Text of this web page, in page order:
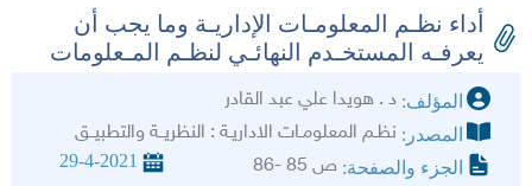
أداء نظـم المعلومـات الإداريـة وما يجب أن
يعرفـه المستخـدم النهائـي لنظـم المـعلومات
المؤلف: د . هويدا علي عبد القادر
المصدر: نظـم المعلومـات الاداريـة : النظريــة والتطبيــق
الجزء والصفحة: ص 85 -86 29-4-2021